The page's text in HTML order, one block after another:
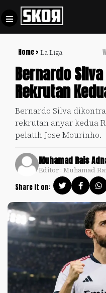
Home > La Liga
Bernardo
Rekrutan
Bernardo Silva
rekrutan anyar kedua
pelatih Jose Mourinho.
Muhamad Rais
Editor : Muhamad
Share it on:
Football +
Culture +
Sports
Update
+
Timnas
Indonesia
SKOR
SPECIAL
Video
Policy
Pedoman
Media
Siber
Tentang